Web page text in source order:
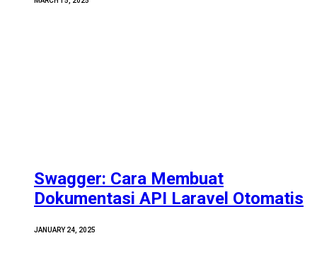
Swagger: Cara Membuat
Dokumentasi API Laravel Otomatis
JANUARY 24, 2025